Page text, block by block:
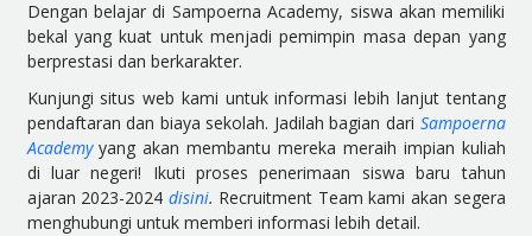
Dengan belajar di Sampoerna Academy, siswa akan memiliki
bekal yang kuat untuk menjadi pemimpin masa depan yang
berprestasi dan berkarakter.
Kunjungi situs web kami untuk informasi lebih lanjut tentang
pendaftaran dan biaya sekolah. Jadilah bagian dari Sampoerna
Academyyang akan membantu mereka meraih impian kuliah
di luar negeri! Ikuti proses penerimaan siswa baru tahun
ajaran 2023-2024 disini. Recruitment Team kami akan segera
menghubungi untuk memberi informasi lebih detail.